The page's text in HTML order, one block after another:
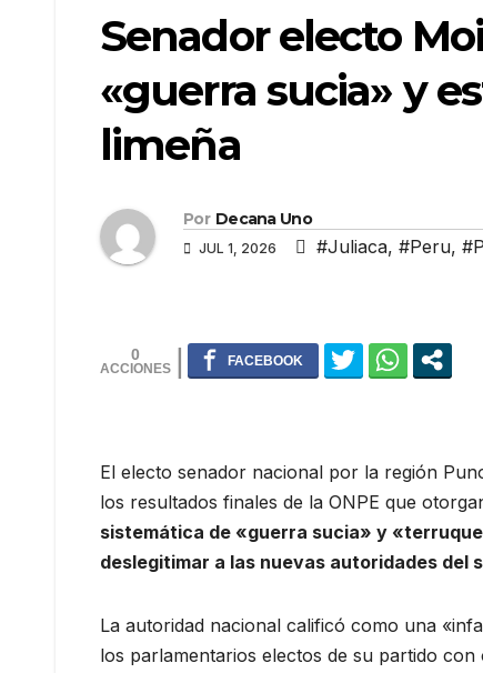
Senador electo
«guerra sucia» y
limeña
Por Decana Uno
JUL 1, 2026 #Juliaca, #Peru,
0
El electo senador nacional por la región
los resultados finales de la ONPE que
sistemática de «guerra sucia» y
deslegitimar a las nuevas autoridades del
La autoridad nacional calificó como una
los parlamentarios electos de su partido con